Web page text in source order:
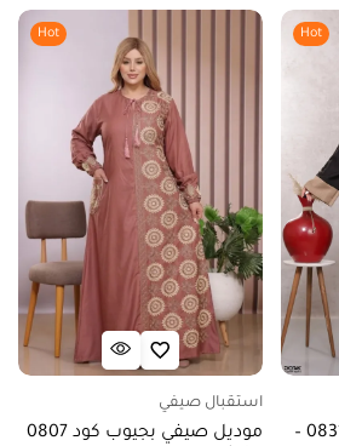
Hot
موديل كتان صيفي كود 0831 –
Hot
استقبال صيفي
موديل صيفي بجيوب كود 0807